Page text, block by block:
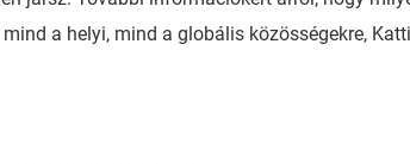
a helyi, mind a globális közösségekre,